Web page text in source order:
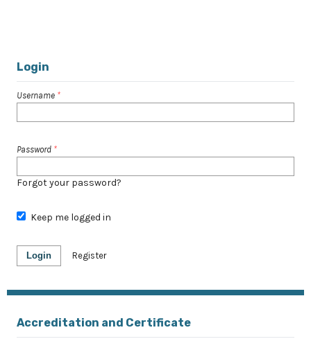
Login
Username *
Password *
Forgot your password?
Keep me logged in
Login Register
Accreditation and Certificate